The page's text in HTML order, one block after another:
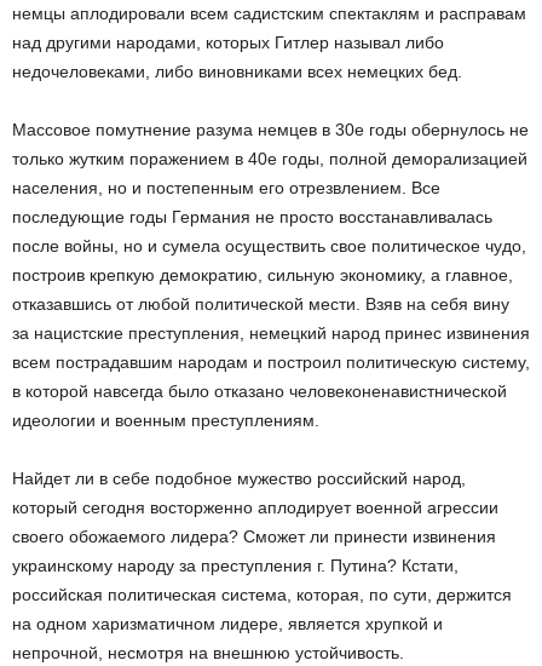
немцы аплодировали всем садистским спектаклям и расправам
над другими народами, которых Гитлер называл либо
недочеловеками, либо виновниками всех немецких бед.
Массовое помутнение разума немцев в 30­е годы обернулось не
только жутким поражением в 40­е годы, полной деморализацией
населения, но и постепенным его отрезвлением. Все
последующие годы Германия не просто восстанавливалась
после войны, но и сумела осуществить свое политическое чудо,
построив крепкую демократию, сильную экономику, а главное,
отказавшись от любой политической мести. Взяв на себя вину
за нацистские преступления, немецкий народ принес извинения
всем пострадавшим народам и построил политическую систему,
в которой навсегда было отказано человеконенавистнической
идеологии и военным преступлениям.
Найдет ли в себе подобное мужество российский народ,
который сегодня восторженно аплодирует военной агрессии
своего обожаемого лидера? Сможет ли принести извинения
украинскому народу за преступления г. Путина? Кстати,
российская политическая система, которая, по сути, держится
на одном харизматичном лидере, является хрупкой и
непрочной, несмотря на внешнюю устойчивость.